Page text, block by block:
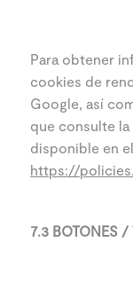
Para obtener
cookies de
Google, así
que consulte
disponible en
https://
7.3 BOTONES /